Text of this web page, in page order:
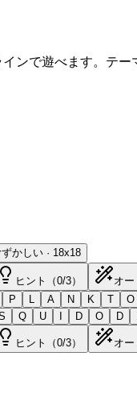
ンで遊べます。テ
かしい · 18x18
ヒント（0/3） オ
P L A N K T O
Q U I D O D
ヒント（0/3） オ